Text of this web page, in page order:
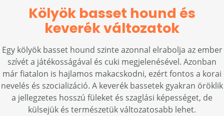
Kölyök basset hound és
keverék változatok
Egy kölyök basset hound szinte azonnal elrabolja az ember
szívét a játékosságával és cuki megjelenésével. Azonban
már fiatalon is hajlamos makacskodni, ezért fontos a korai
nevelés és szocializáció. A keverék bassetek gyakran öröklik
a jellegzetes hosszú füleket és szaglási képességet, de
külsejük és természetük változatosabb lehet.